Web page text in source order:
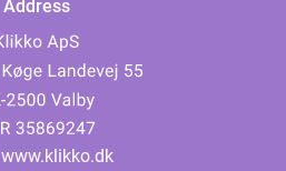
Address
www.klikko.dk